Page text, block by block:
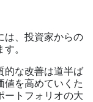
は、投資家からの
。
的な改善は道半ば
値を高めていくた
ートフォリオの大